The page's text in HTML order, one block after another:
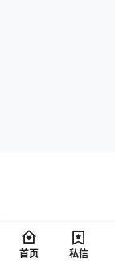
首页 私信